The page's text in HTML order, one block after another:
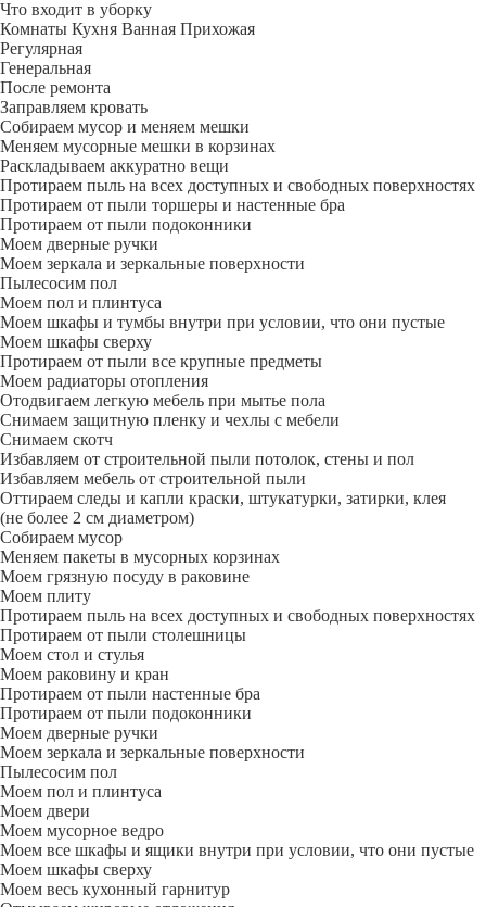
Что входит в уборку
Регу­лярная
Гене­ральная
После ремонта
Заправляем кровать
Собираем мусор и меняем мешки
Меняем мусорные мешки в корзинах
Раскладываем аккуратно вещи
Протираем пыль на всех доступных и свободных поверхностях
Протираем от пыли торшеры и настенные бра
Протираем от пыли подоконники
Моем дверные ручки
Моем зеркала и зеркальные поверхности
Пылесосим пол
Моем пол и плинтуса
Моем шкафы и тумбы внутри при условии, что они пустые
Моем шкафы сверху
Протираем от пыли все крупные предметы
Моем радиаторы отопления
Отодвигаем легкую мебель при мытье пола
Снимаем защитную пленку и чехлы с мебели
Снимаем скотч
Избавляем от строительной пыли потолок, стены и пол
Избавляем мебель от строительной пыли
Оттираем следы и капли краски, штукатурки, затирки, клея
(не более 2 см диаметром)
Собираем мусор
Меняем пакеты в мусорных корзинах
Моем грязную посуду в раковине
Моем плиту
Протираем пыль на всех доступных и свободных поверхностях
Протираем от пыли столешницы
Моем стол и стулья
Моем раковину и кран
Протираем от пыли настенные бра
Протираем от пыли подоконники
Моем дверные ручки
Моем зеркала и зеркальные поверхности
Пылесосим пол
Моем пол и плинтуса
Моем двери
Моем мусорное ведро
Моем все шкафы и ящики внутри при условии, что они пустые
Моем шкафы сверху
Моем весь кухонный гарнитур